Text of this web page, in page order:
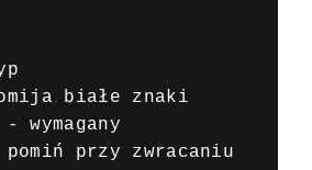
białe znaki
wymagany
przy zwracaniu